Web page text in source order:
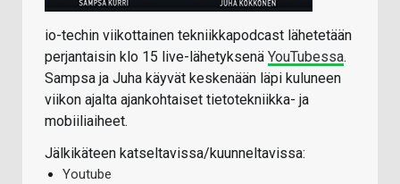
io-techin viikottainen tekniikkapodcast lähetetään
perjantaisin klo 15 live-lähetyksenä YouTubessa.
Sampsa ja Juha käyvät keskenään läpi kuluneen
viikon ajalta ajankohtaiset tietotekniikka- ja
mobiiliaiheet.
Jälkikäteen katseltavissa/kuunneltavissa:
Youtube